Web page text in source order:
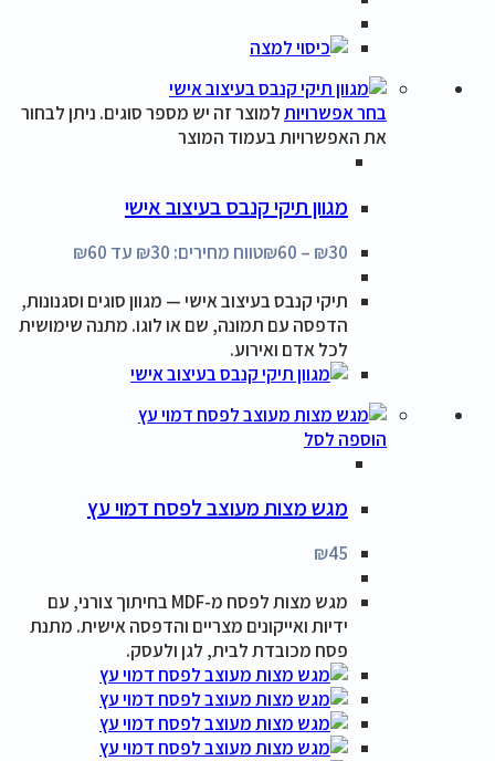
בחר אפשרויותלמוצר זה יש מספר סוגים. ניתן לבחור
את האפשרויות בעמוד המוצר
מגוון תיקי קנבס בעיצוב אישי
₪30
–
₪60
טווח מחירים: ⁦₪30⁩ עד ⁦₪60⁩
תיקי קנבס בעיצוב אישי — מגוון סוגים וסגנונות,
הדפסה עם תמונה, שם או לוגו. מתנה שימושית
לכל אדם ואירוע.
הוספה לסל
מגש מצות מעוצב לפסח דמוי עץ
₪45
מגש מצות לפסח מ-MDF בחיתוך צורני, עם
ידיות ואייקונים מצריים והדפסה אישית. מתנת
פסח מכובדת לבית, לגן ולעסק.